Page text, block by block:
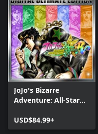
JoJo's Bizarre
Adventure: All-Star
Edition
USD$84.99+